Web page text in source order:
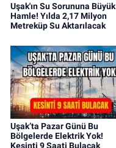
Uşak'ın Su Sorununa Büyük
Hamle! Yılda 2,17 Milyon
Metreküp Su Aktarılacak
Uşak’ta Pazar Günü Bu
Bölgelerde Elektrik Yok!
Kesinti 9 Saati Bulacak